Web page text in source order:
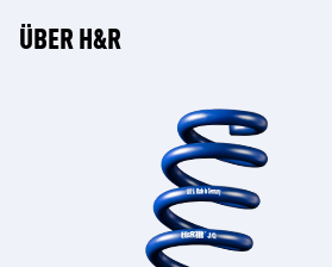
ÜBER H&R